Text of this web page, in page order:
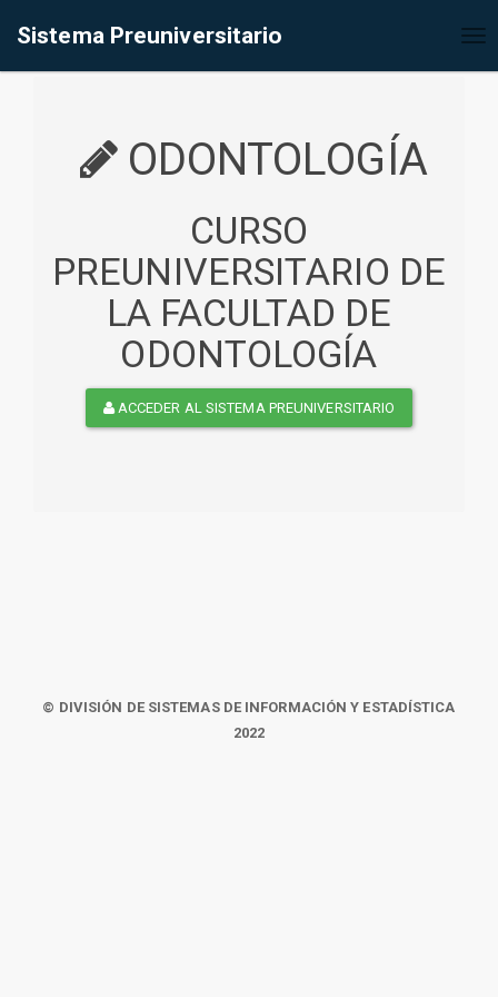
Sistema Preuniversitario
ODONTOLOGÍA
CURSO
PREUNIVERSITARIO DE
LA FACULTAD DE
ODONTOLOGÍA
ACCEDER AL SISTEMA PREUNIVERSITARIO
© DIVISIÓN DE SISTEMAS DE INFORMACIÓN Y ESTADÍSTICA
2022